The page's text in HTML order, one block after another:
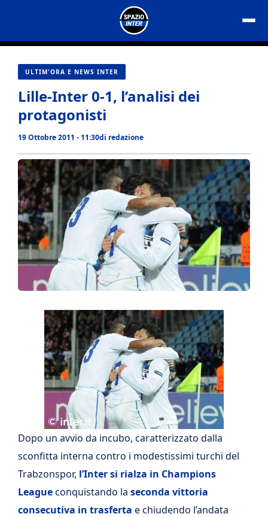
contenuto
ULTIM'ORA E NEWS INTER
Lille-Inter 0-1, l’analisi dei
protagonisti
19 Ottobre 2011 - 11:30di redazione
Dopo un avvio da incubo, caratterizzato dalla
sconfitta interna contro i modestissimi turchi del
Trabzonspor, l’Inter si rialza in Champions
Leagueconquistando la seconda vittoria
consecutiva in trasferta e chiudendo l’andata